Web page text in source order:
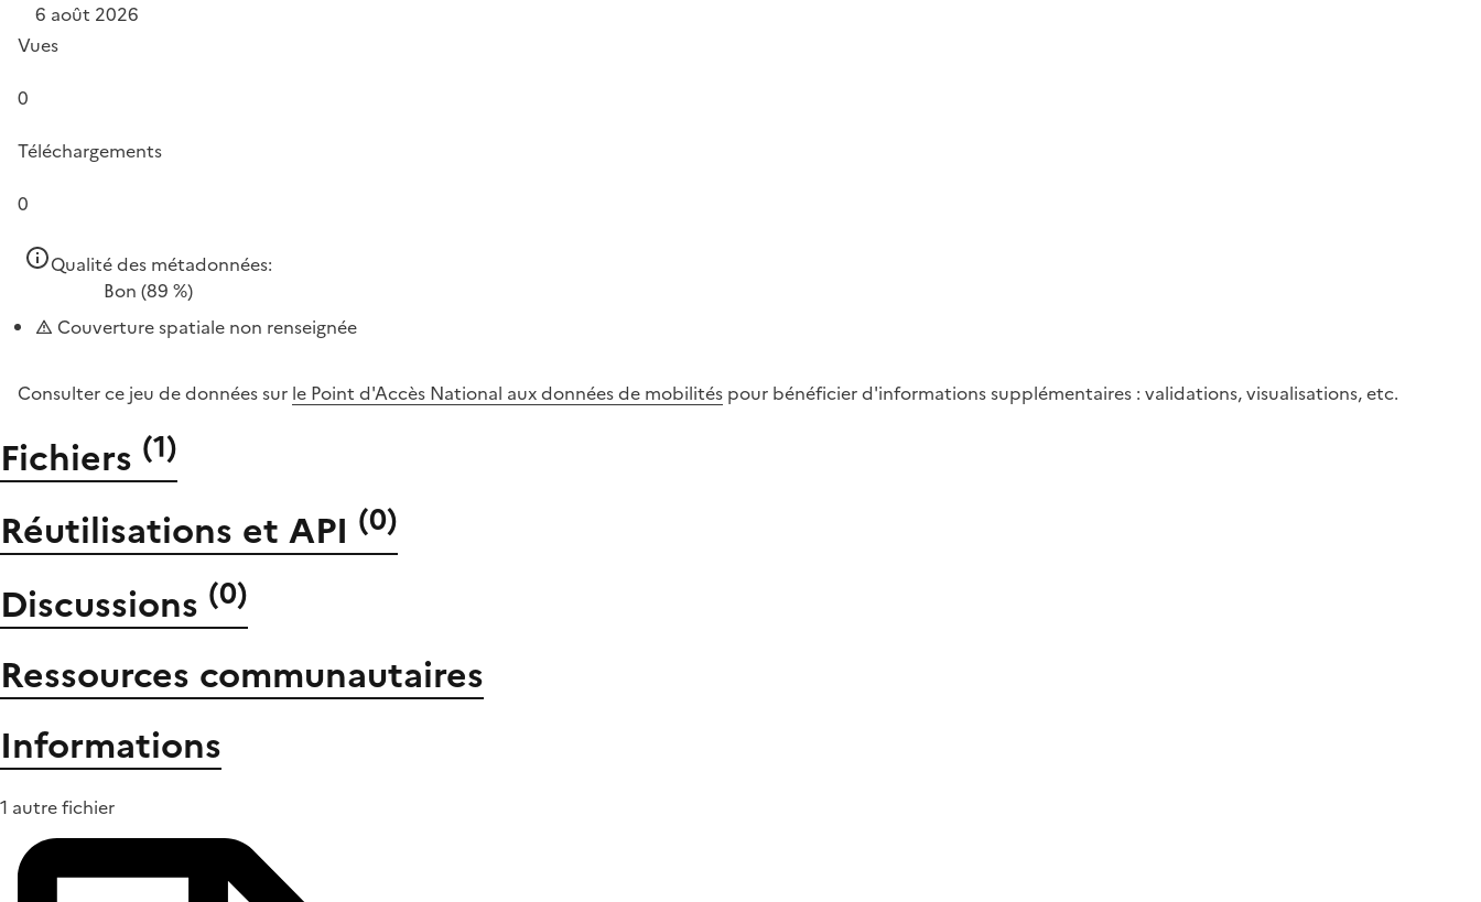
6 août 2026
Vues
0
Téléchargements
0
Qualité des métadonnées:
Bon (89 %)
Couverture spatiale non renseignée
Consulter ce jeu de données sur le Point d'Accès National aux données de mobilités pour bénéficier d'informations supplémentaires : validations, visualisations, etc.
Fichiers (1)
Réutilisations et API (0)
Discussions (0)
Ressources communautaires
Informations
1 autre fichier